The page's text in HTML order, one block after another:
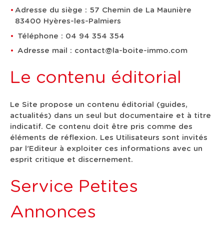
Adresse du siège : 57 Chemin de La Maunière
83400 Hyères-les-Palmiers
Téléphone : 04 94 354 354
Adresse mail : contact@la-boite-immo.com
Le contenu éditorial
Le Site propose un contenu éditorial (guides,
actualités) dans un seul but documentaire et à titre
indicatif. Ce contenu doit être pris comme des
éléments de réflexion. Les Utilisateurs sont invités
par l'Editeur à exploiter ces informations avec un
esprit critique et discernement.
Service Petites
Annonces